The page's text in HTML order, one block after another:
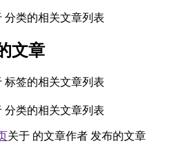
分类的相关文章列表
文章
标签的相关文章列表
分类的相关文章列表
关于 的文章作者 发布的文章